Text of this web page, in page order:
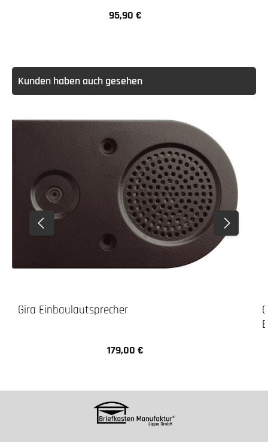
Regulärer Preis:
95,90 €
Kunden haben auch gesehen
Gira Einbaulautsprecher
Regulärer Preis:
179,00 €